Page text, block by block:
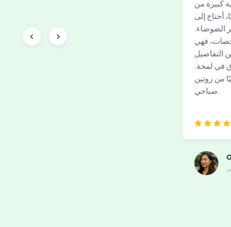
البريد الإلكتروني وTelegram في
الأساس. يمنحني لمحة سريعة عن نبض
كبيرة من
أحتاج إلى
الضوضاء.
فهي
التفاصيل
في لمحة.
من روتين
صباحي.